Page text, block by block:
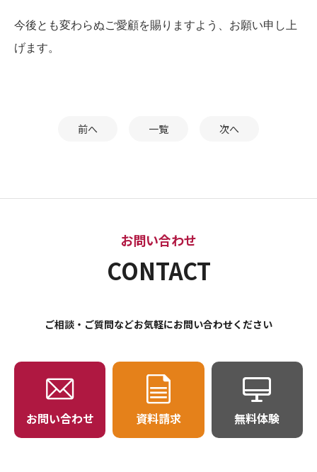
今後とも変わらぬご愛顧を賜りますよう、お願い申し上
げます。
前へ 一覧 次へ
お問い合わせ
CONTACT
ご相談・ご質問などお気軽にお問い合わせください
お問い合わせ 資料請求 無料体験